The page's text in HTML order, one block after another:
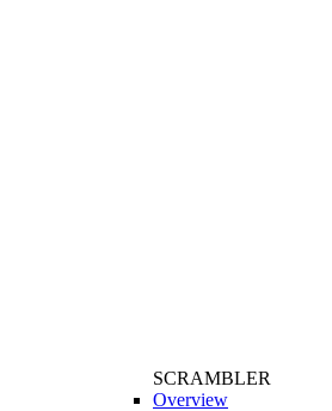
SCRAMBLER
Overview